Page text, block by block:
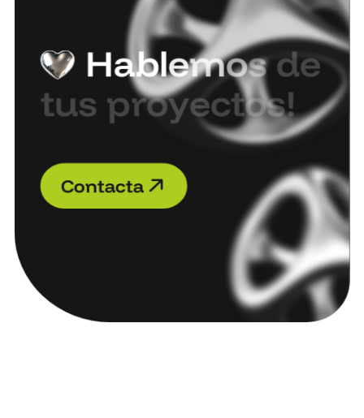
Hablemos de
tus proyectos!
Contacta
Contacta